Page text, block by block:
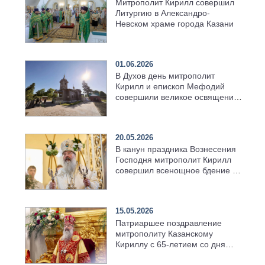
Митрополит Кирилл совершил
Литургию в Александро-
Невском храме города Казани
01.06.2026
В Духов день митрополит
Кирилл и епископ Мефодий
совершили великое освящение
20.05.2026
В канун праздника Вознесения
Господня митрополит Кирилл
совершил всенощное бдение в
15.05.2026
Патриаршее поздравление
митрополиту Казанскому
Кириллу с 65-летием со дня